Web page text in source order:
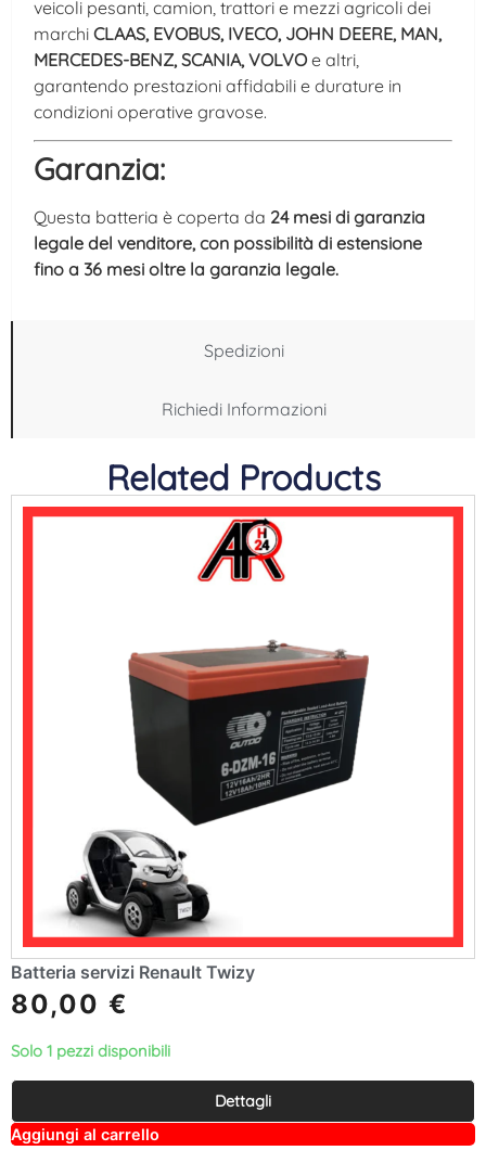
Spedizioni
Richiedi Informazioni
veicoli pesanti, camion, trattori e mezzi agricoli dei
marchi CLAAS, EVOBUS, IVECO, JOHN DEERE, MAN,
MERCEDES-BENZ, SCANIA, VOLVO e altri,
garantendo prestazioni affidabili e durature in
condizioni operative gravose.
Garanzia:
Questa batteria è coperta da 24 mesi di garanzia
legale del venditore, con possibilità di estensione
fino a 36 mesi oltre la garanzia legale.
Related Products
Batteria servizi Renault Twizy
80,00 €
Solo 1 pezzi disponibili
Dettagli
Aggiungi al carrello
lt